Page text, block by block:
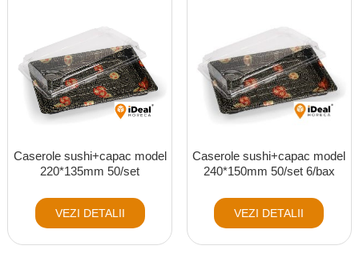
Caserole sushi+capac model
220*135mm 50/set
VEZI DETALII
Caserole sushi+capac model
240*150mm 50/set 6/bax
VEZI DETALII